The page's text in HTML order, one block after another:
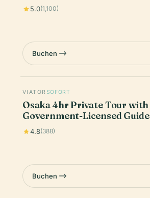
5.0(1,100)
Buchen
VIATOR SOFORT
Osaka 4hr Private Tour with
Government-Licensed Guide
4.8(388)
Buchen